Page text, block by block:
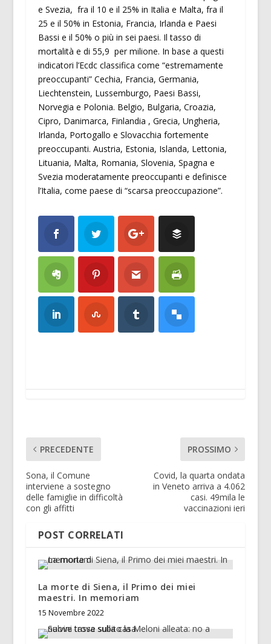
e Svezia, fra il 10 e il 25% in Italia e Malta, fra il
25 e il 50% in Estonia, Francia, Irlanda e Paesi
Bassi e il 50% o più in sei paesi. Il tasso di
mortalità e di 55,9 per milione. In base a questi
indicatori l’Ecdc classifica come “estremamente
preoccupanti” Cechia, Francia, Germania,
Liechtenstein, Lussemburgo, Paesi Bassi,
Norvegia e Polonia. Belgio, Bulgaria, Croazia,
Cipro, Danimarca, Finlandia , Grecia, Ungheria,
Irlanda, Portogallo e Slovacchia fortemente
preoccupanti. Austria, Estonia, Islanda, Lettonia,
Lituania, Malta, Romania, Slovenia, Spagna e
Svezia moderatamente preoccupanti e definisce
l’Italia, come paese di “scarsa preoccupazione”.
PRECEDENTE
Sona, il Comune
interviene a sostegno
delle famiglie in difficoltà
con gli affitti
PROSSIMO
Covid, la quarta ondata
in Veneto arriva a 4.062
casi. 49mila le
vaccinazioni ieri
POST CORRELATI
La morte di Siena, il Primo dei miei
maestri. In memoriam
15 Novembre 2022